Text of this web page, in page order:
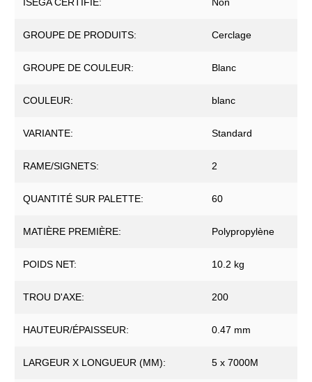
GROUPE DE PRODUITS: Cerclage
GROUPE DE COULEUR: Blanc
COULEUR: blanc
VARIANTE: Standard
RAME/SIGNETS: 2
QUANTITÉ SUR PALETTE: 60
MATIÈRE PREMIÈRE: Polypropylène
POIDS NET: 10.2 kg
TROU D'AXE: 200
HAUTEUR/ÉPAISSEUR: 0.47 mm
LARGEUR X LONGUEUR (MM): 5 x 7000M